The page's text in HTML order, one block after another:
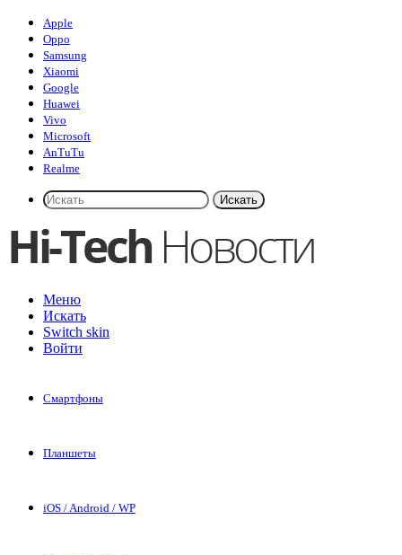
Apple
Oppo
Samsung
Xiaomi
Google
Huawei
Vivo
Microsoft
AnTuTu
Realme
Искать
Меню
Искать
Switch skin
Войти
Смартфоны
Планшеты
iOS / Android / WP